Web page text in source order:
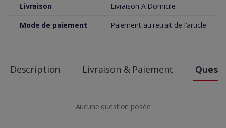
Livraison
Livraison A Domicile
Mode de paiement
Paiement au retrait de l'article
Description Livraison & Paiement
Aucune question posée